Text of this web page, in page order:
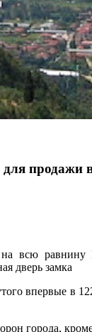
для продажи
всю
дверь замка
впервые в
города,